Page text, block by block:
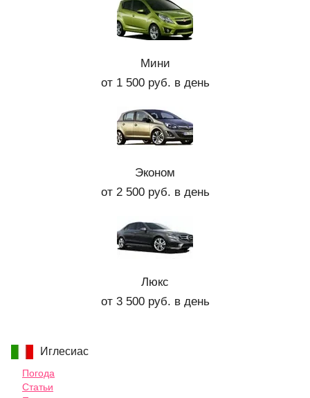
Мини
от 1 500 руб. в день
Эконом
от 2 500 руб. в день
Люкс
от 3 500 руб. в день
Иглесиас
Погода
Статьи